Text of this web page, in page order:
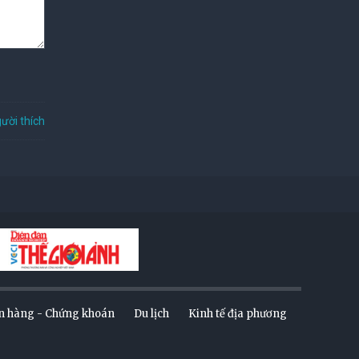
thích
hàng - Chứng khoán Du lịch
Kinh tế địa phương